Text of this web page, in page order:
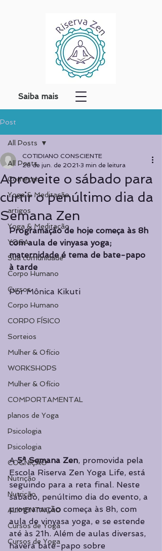
Saiba mais
Post
All Posts
Começar
Yoga & Meditação
artigos
Yoga & Meditação
YOGA
Sua comunidade
Corpo Humano
Cursos
Corpo Humano
CORPO FÍSICO
Sorteios
Mulher & Ofício
WORKSHOPS
Mulher & Ofício
COMPORTAMENTAL
planos de Yoga
Psicologia
Psicologia
COGNIÇÃO
Nutrição
Nutrição
ALIMENTAÇÃO
Cursos de Yoga
Cursos de Yoga
All Posts
Aproveite o sábado para
curtir o penúltimo dia da
Semana Zen
COTIDIANO CONSCIENTE
26 de jun. de 2021 3 min de leitura
Programação de hoje começa às 8h
com aula de vinyasa yoga;
maternidade é tema de bate-papo
à tarde
Por Mônica Kikuti
A 5ª Semana Zen, promovida pela
Escola Riserva Zen Yoga Life, está
seguindo para a reta final. Neste
sábado, penúltimo dia do evento, a
programação começa às 8h, com
aula de vinyasa yoga, e se estende
até às 21h. Além de aulas diversas,
haverá bate-papo sobre